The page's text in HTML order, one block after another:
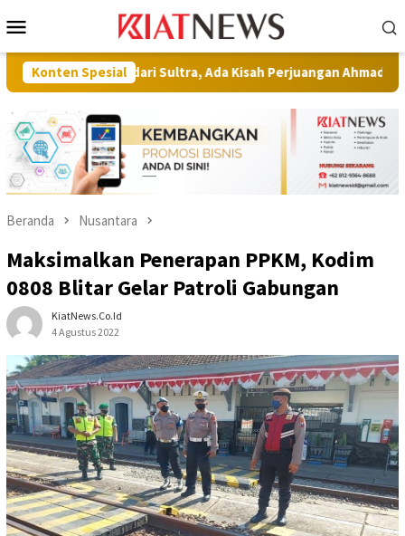
ke
Mobile
Konten Spesial
dari Sultra, Ada Kisah Perjuangan Ahmad Akbar Tembus
Beranda Nusantara
Maksimalkan Penerapan PPKM, Kodim
0808 Blitar Gelar Patroli Gabungan
KiatNews.co.id
4 Agustus 2022